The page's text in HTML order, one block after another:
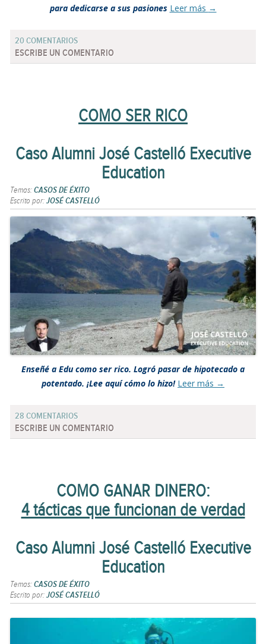
para dedicarse a sus pasiones Leer más →
20 COMENTARIOS
ESCRIBE UN COMENTARIO
COMO SER RICO
Caso Alumni José Castelló Executive
Education
Temas:CASOS DE ÉXITO
Escrito por:JOSÉ CASTELLÓ
Enseñé a Edu como ser rico. Logró pasar de hipotecado a
potentado. ¡Lee aquí cómo lo hizo! Leer más →
28 COMENTARIOS
ESCRIBE UN COMENTARIO
COMO GANAR DINERO:
4 tácticas que funcionan de verdad
Caso Alumni José Castelló Executive
Education
Temas:CASOS DE ÉXITO
Escrito por:JOSÉ CASTELLÓ